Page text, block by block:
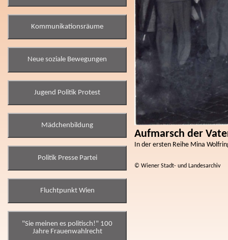
Kommunikationsräume
Neue soziale Bewegungen
Jugend Politik Protest
Mädchenbildung
Politik Presse Partei
Fluchtpunkt Wien
"Sie meinen es politisch!" 100
Jahre Frauenwahlrecht
Aufmarsch der
In der ersten Reihe Mina
© Wiener Stadt- und Landesarchiv